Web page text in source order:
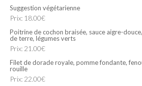
Suggestion végétarienne
Prix: 18.00€
Poitrine de cochon braisée, sauce aigre-
de terre, légumes verts
Prix: 21.00€
Filet de dorade royale, pomme fondante,
rouille
Prix: 22.00€